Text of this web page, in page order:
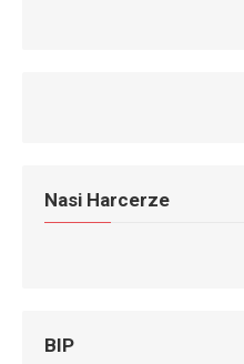
Nasi Harcerze
BIP